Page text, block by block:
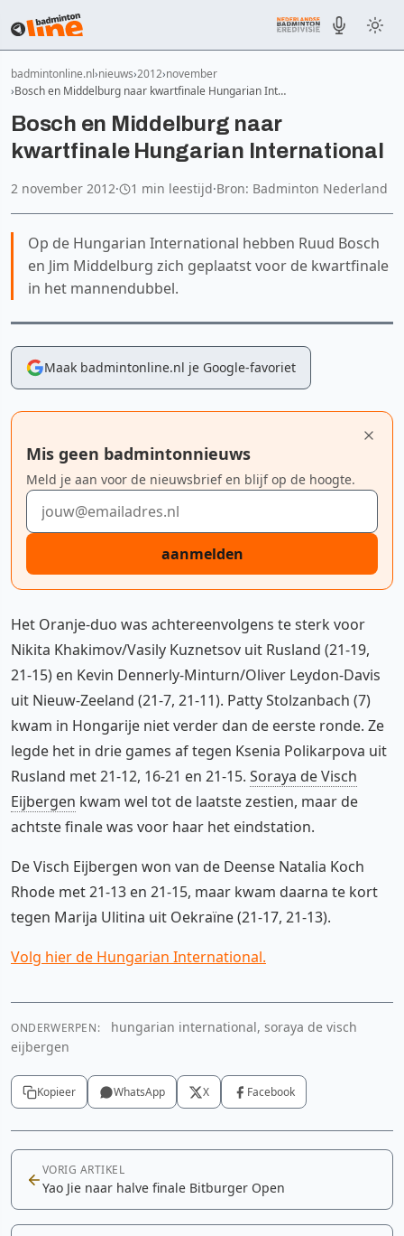
badmintonline.nl nieuws 2012 november
Bosch en Middelburg naar kwartfinale Hungarian Int…
Bosch en Middelburg naar
kwartfinale Hungarian International
2 november 2012· 1 min leestijd·Bron: Badminton Nederland
Op de Hungarian International hebben Ruud Bosch
en Jim Middelburg zich geplaatst voor de kwartfinale
in het mannendubbel.
Maak badmintonline.nl je Google-favoriet
Mis geen badmintonnieuws
Meld je aan voor de nieuwsbrief en blijf op de hoogte.
E-mailadres
aanmelden
Het Oranje-duo was achtereenvolgens te sterk voor
Nikita Khakimov/Vasily Kuznetsov uit Rusland (21-19,
21-15) en Kevin Dennerly-Minturn/Oliver Leydon-Davis
uit Nieuw-Zeeland (21-7, 21-11). Patty Stolzanbach (7)
kwam in Hongarije niet verder dan de eerste ronde. Ze
legde het in drie games af tegen Ksenia Polikarpova uit
Rusland met 21-12, 16-21 en 21-15. Soraya de Visch
Eijbergen kwam wel tot de laatste zestien, maar de
achtste finale was voor haar het eindstation.
De Visch Eijbergen won van de Deense Natalia Koch
Rhode met 21-13 en 21-15, maar kwam daarna te kort
tegen Marija Ulitina uit Oekraïne (21-17, 21-13).
Volg hier de Hungarian International.
ONDERWERPEN:
hungarian international, soraya de visch
eijbergen
Kopieer WhatsApp X Facebook
VORIG ARTIKEL
Yao Jie naar halve finale Bitburger Open